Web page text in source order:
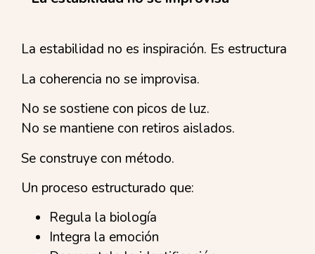
La estabilidad no es inspiración. Es estructura
La coherencia no se improvisa.
No se sostiene con picos de luz.
No se mantiene con retiros aislados.
Se construye con método.
Un proceso estructurado que:
Regula la biología
Integra la emoción